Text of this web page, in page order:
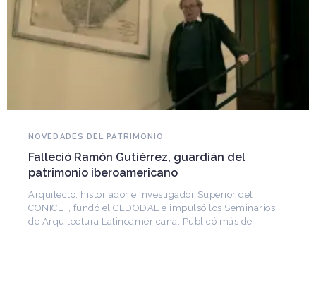
NOVEDADES DEL PATRIMONIO
Falleció Ramón Gutiérrez, guardián del
patrimonio iberoamericano
Arquitecto, historiador e Investigador Superior del
CONICET, fundó el CEDODAL e impulsó los Seminarios
de Arquitectura Latinoamericana. Publicó más de